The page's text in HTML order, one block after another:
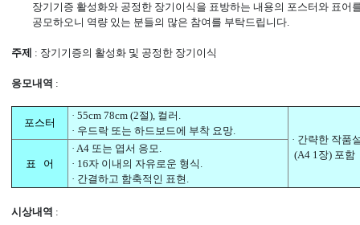
장기기증 활성화와 공정한 장기이식을 표방하는 내용의 포스터와 표어
공모하오니 역량 있는 분들의 많은 참여를 부탁드립니다.
주제 : 장기기증의 활성화 및 공정한 장기이식
응모내역 :
포스터
· 55cm 78cm (2절), 컬러.
· 우드락 또는 하드보드에 부착 요망.
· 간략한 작품
(A4 1장) 포함
표 어
· A4 또는 엽서 응모.
· 16자 이내의 자유로운 형식.
· 간결하고 함축적인 표현.
시상내역 :